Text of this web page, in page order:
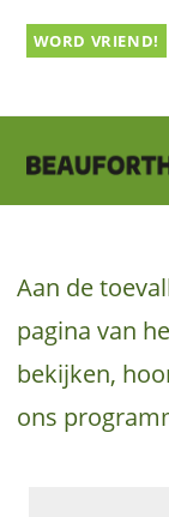
naarWORD VRIEND!
Aan de
pagina van
bekijken,
ons